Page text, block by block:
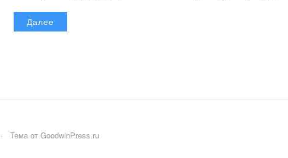
Далее
· Тема от GoodwinPress.ru